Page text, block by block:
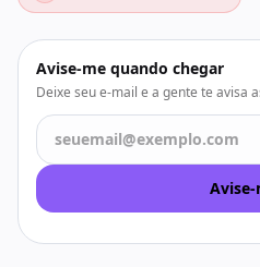
Todos os produtos
Avise-me quando chegar
Deixe seu e-mail e a gente te avisa
Avise-